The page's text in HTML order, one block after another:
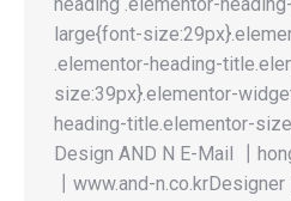
heading .elementor-
large{font-
.elementor-heading-
size:39px}.elementor-
heading-title.elementor-
Design AND N E-Mail
┃www.and-